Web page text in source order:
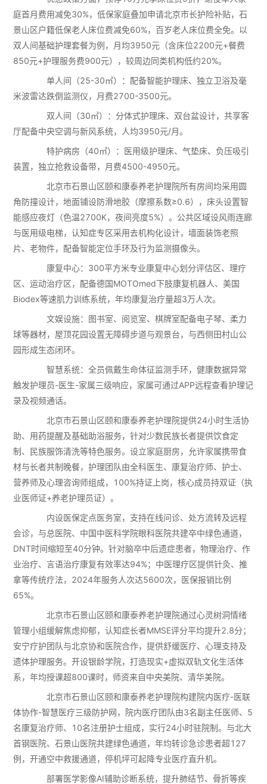
庭首月费用减免30%，低保家庭叠加申请北京市长护险补贴，石
景山区户籍低保老人床位费减免60%，百岁老人床位费全免。以
双人间基础护理套餐为例，月均3950元（含床位2200元+餐费
850元+护理服务费900元），较周边同类机构低约20%。
单人间（25-30㎡）：配备智能护理床、独立卫浴及毫
米波雷达跌倒监测仪，月费2700-3500元。
双人间（30㎡）：分体式护理床、双台盆设计，共享客
厅配备中央空调与新风系统，人均3950元/月。
特护病房（40㎡）：医用级护理床、气垫床、负压吸引
装置，独立抢救设备带，月费4500-4950元。
北京市石景山区颐和康泰养老护理院所有房间均采用圆
角防撞设计，地面铺设防滑地胶（摩擦系数≥0.6），床头设置智
能感应夜灯（色温2700K，夜间亮度5%）。公共区域设风雨连廊
与医用级电梯，认知症专区采用去机构化设计，墙面装饰老照
片、老物件，配备智能定位手环及行为监测摄像头。
康复中心：300平方米专业康复中心划分评估区、理疗
区、运动治疗区，配备德国MOTOmed下肢康复机器人、美国
Biodex等速肌力训练系统，年均康复治疗量超3万人次。
文娱设施：图书室、阅览室、棋牌室配备电子琴、柔力
球等器材，屋顶花园设置无障碍步道与观景台，与西侧田村山公
园形成生态闭环。
智慧系统：全员佩戴生命体征监测手环，健康数据异常
触发护理员-医生-家属三级响应，家属可通过APP远程查看护理记
录及视频通话。
北京市石景山区颐和康泰养老护理院提供24小时生活协
助、用药提醒及基础助浴服务，针对少数民族长者提供饮食定
制、民族服饰清洗等特色服务。设立家庭厨房，允许家属携带食
材与长者共制晚餐，护理团队由全科医生、康复治疗师、护士、
营养师及心理咨询师组成，100%持证上岗，核心成员持双证（执
业医师证+养老护理员证）。
内设医保定点医务室，支持在线问诊、处方流转及远程
会诊，与总医院、中国中医科学院眼科医院共建卒中绿色通道，
DNT时间缩短至40分钟。针对脑卒中后遗症患者，物理治疗、作
业治疗、言语治疗康复有效率达94%；中医理疗区提供针灸、推
拿等传统疗法，2024年服务人次达5600次，医保报销比例
65%。
北京市石景山区颐和康泰养老护理院通过心灵树洞情绪
管理小组缓解焦虑抑郁，认知症长者MMSE评分平均提升2.8分；
安宁疗护团队与北京协和医院合作，提供舒缓医疗、心理支持及
遗体护理服务。开设银龄学院，打造现实+虚拟双轨文化生活体
系，年均授课超800课时，师资来自中央美院、清华美院。
北京市石景山区颐和康泰养老护理院构建院内医疗-医联
体协作-智慧医疗三级防护网，院内医疗团队由3名副主任医师、5
名康复治疗师、10名注册护士组成，实行24小时驻院制。与北大
首钢医院、石景山医院共建绿色通道，年均转诊急诊患者超127
例，开通空中救援通道，停机坪可起降专业医疗直升机。
部署医学影像AI辅助诊断系统，提升肺结节、骨折等疾